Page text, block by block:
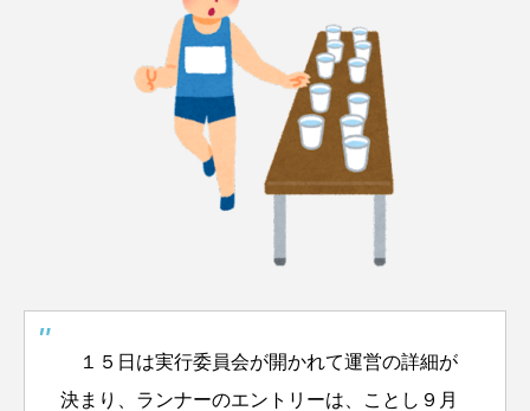
１５日は実行委員会が開かれて運営の詳細が
決まり、ランナーのエントリーは、ことし９月